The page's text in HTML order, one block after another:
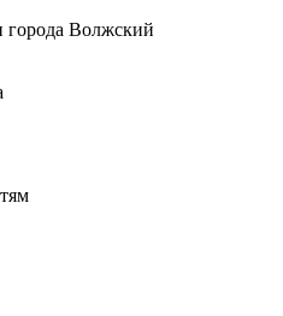
города Волжский